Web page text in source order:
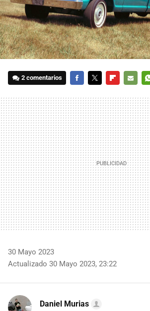
2 comentarios
MAIL
30 Mayo 2023
Actualizado 30 Mayo 2023, 23:22
Daniel Murias